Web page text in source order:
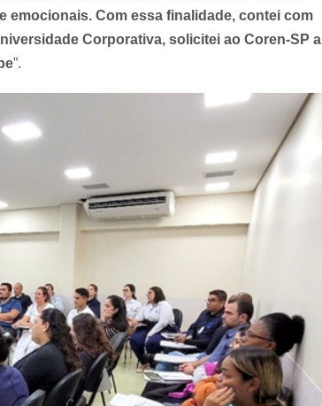
Com essa finalidade, contei com
Corporativa, solicitei ao Coren-SP a
”.